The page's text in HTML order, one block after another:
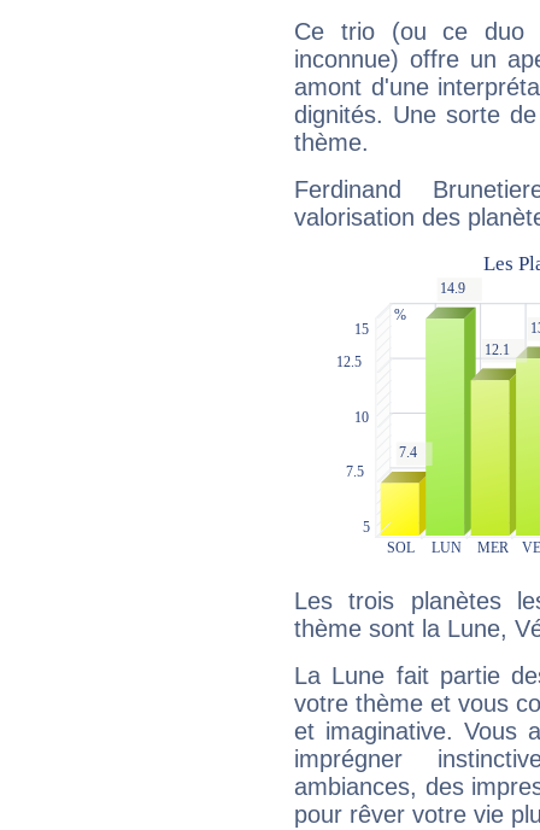
Ce trio (ou ce duo
inconnue) offre un
amont d'une
dignités. Une sorte
thème.
Ferdinand
valorisation des
Les trois planètes
thème sont la Lune,
La Lune fait partie
votre thème et vous
et imaginative. Vous
imprégner
ambiances, des
pour rêver votre vie